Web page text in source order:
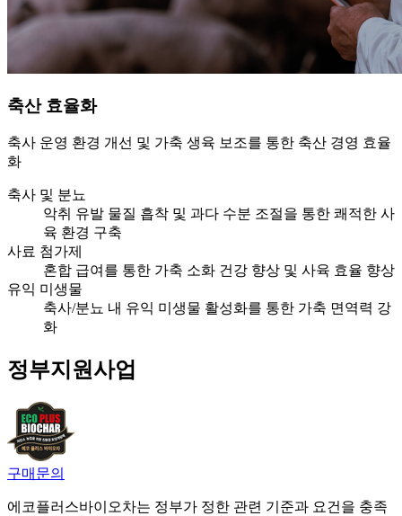
축산 효율화
축사 운영 환경 개선 및 가축 생육 보조를 통한 축산 경영 효율
화
축사 및 분뇨
악취 유발 물질 흡착 및 과다 수분 조절을 통한 쾌적한 사
육 환경 구축
사료 첨가제
혼합 급여를 통한 가축 소화 건강 향상 및 사육 효율 향상
유익 미생물
축사/분뇨 내 유익 미생물 활성화를 통한 가축 면역력 강
화
정부지원사업
구매문의
에코플러스바이오차는 정부가 정한 관련 기준과 요건을 충족